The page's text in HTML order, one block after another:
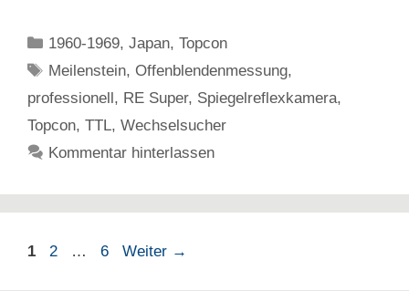
Kategorien
1960-1969,Japan,Topcon
Schlagwörter
Meilenstein,Offenblendenmessung,
professionell, RE Super, Spiegelreflexkamera,
Topcon, TTL, Wechselsucher
Kommentar hinterlassen
Seite
1 Seite
2 … Seite
6 Weiter →